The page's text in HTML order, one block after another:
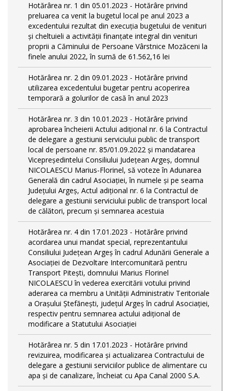
Hotărârea nr. 1 din 05.01.2023 - Hotărâre privind
preluarea ca venit la bugetul local pe anul 2023 a
excedentului rezultat din execuția bugetului de venituri
și cheltuieli a activității finanțate integral din venituri
proprii a Căminului de Persoane Vârstnice Mozăceni la
finele anului 2022, în sumă de 61.562,16 lei
Hotărârea nr. 2 din 09.01.2023 - Hotărâre privind
utilizarea excedentului bugetar pentru acoperirea
temporară a golurilor de casă în anul 2023
Hotărârea nr. 3 din 10.01.2023 - Hotărâre privind
aprobarea încheierii Actului adițional nr. 6 la Contractul
de delegare a gestiunii serviciului public de transport
local de persoane nr. 85/01.09.2022 și mandatarea
Vicepreședintelui Consiliului Județean Argeș, domnul
NICOLAESCU Marius-Florinel, să voteze în Adunarea
Generală din cadrul Asociației, în numele și pe seama
Județului Argeș, Actul adițional nr. 6 la Contractul de
delegare a gestiunii serviciului public de transport local
de călători, precum și semnarea acestuia
Hotărârea nr. 4 din 17.01.2023 - Hotărâre privind
acordarea unui mandat special, reprezentantului
Consiliului Județean Argeș în cadrul Adunării Generale a
Asociației de Dezvoltare Intercomunitară pentru
Transport Pitești, domnului Marius Florinel
NICOLAESCU în vederea exercitării votului privind
aderarea ca membru a Unității Administrativ Teritoriale
a Orașului Ștefănești, județul Argeș în cadrul Asociației,
respectiv pentru semnarea actului adițional de
modificare a Statutului Asociației
Hotărârea nr. 5 din 17.01.2023 - Hotărâre privind
revizuirea, modificarea și actualizarea Contractului de
delegare a gestiunii serviciilor publice de alimentare cu
apa și de canalizare, încheiat cu Apa Canal 2000 S.A.